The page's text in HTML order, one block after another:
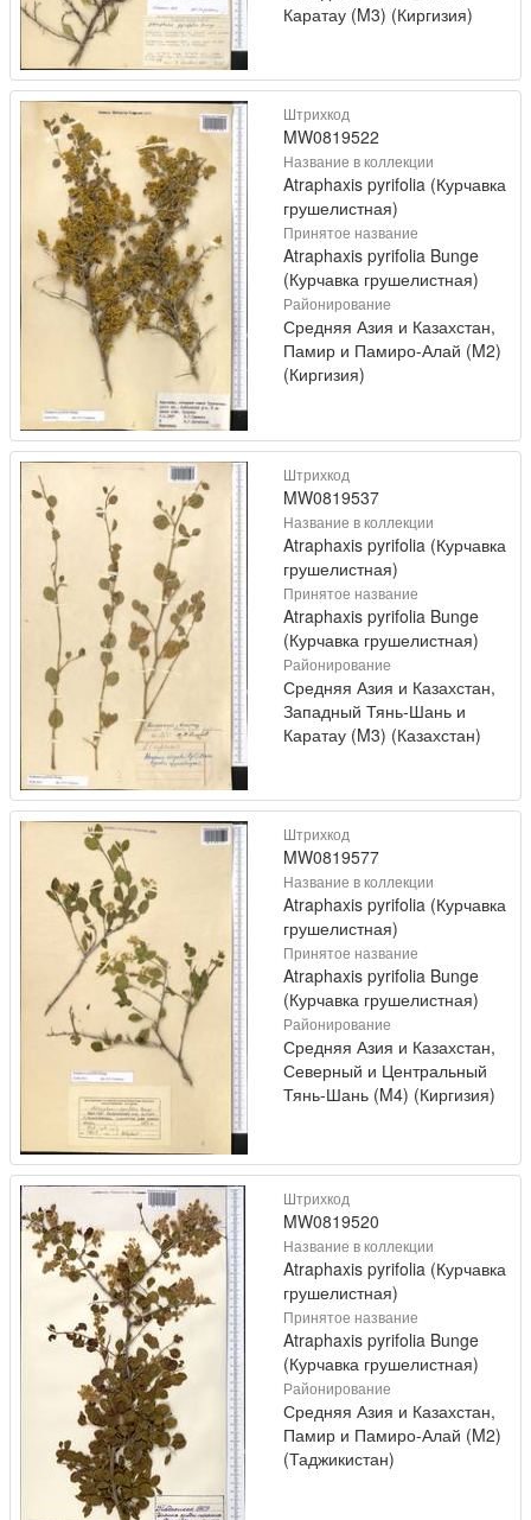
Каратау (M3) (Киргизия)
Штрихкод
MW0819522
Название в коллекции
Atraphaxis pyrifolia (Курчавка
грушелистная)
Принятое название
Atraphaxis pyrifolia Bunge
(Курчавка грушелистная)
Районирование
Средняя Азия и Казахстан,
Памир и Памиро-Алай (M2)
(Киргизия)
Штрихкод
MW0819537
Название в коллекции
Atraphaxis pyrifolia (Курчавка
грушелистная)
Принятое название
Atraphaxis pyrifolia Bunge
(Курчавка грушелистная)
Районирование
Средняя Азия и Казахстан,
Западный Тянь-Шань и
Каратау (M3) (Казахстан)
Штрихкод
MW0819577
Название в коллекции
Atraphaxis pyrifolia (Курчавка
грушелистная)
Принятое название
Atraphaxis pyrifolia Bunge
(Курчавка грушелистная)
Районирование
Средняя Азия и Казахстан,
Северный и Центральный
Тянь-Шань (M4) (Киргизия)
Штрихкод
MW0819520
Название в коллекции
Atraphaxis pyrifolia (Курчавка
грушелистная)
Принятое название
Atraphaxis pyrifolia Bunge
(Курчавка грушелистная)
Районирование
Средняя Азия и Казахстан,
Памир и Памиро-Алай (M2)
(Таджикистан)